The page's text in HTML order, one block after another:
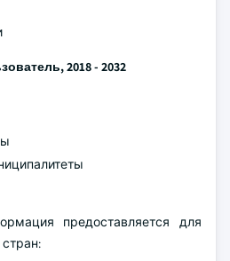
2018 - 2032
предоставляется для